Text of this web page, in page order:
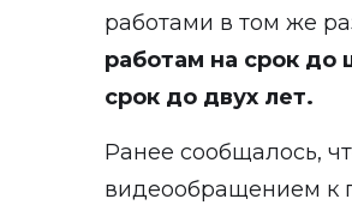
работами в том же
работам на срок до
срок до двух лет.
Ранее сообщалось,
видеообращением к